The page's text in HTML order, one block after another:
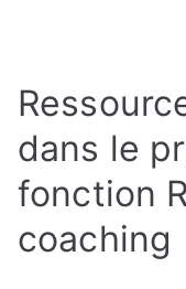
dans le
fonction
coaching